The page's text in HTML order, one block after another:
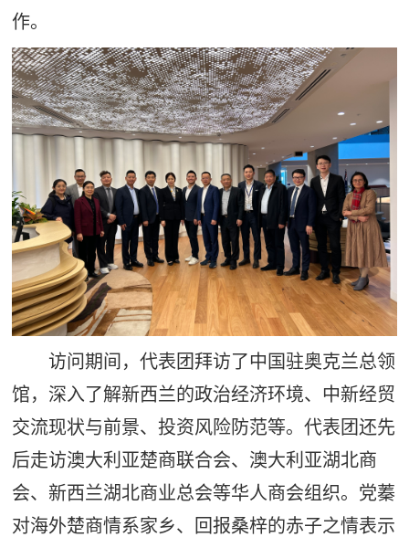
作。
访问期间，代表团拜访了中国驻奥克兰总领
馆，深入了解新西兰的政治经济环境、中新经贸
交流现状与前景、投资风险防范等。代表团还先
后走访澳大利亚楚商联合会、澳大利亚湖北商
会、新西兰湖北商业总会等华人商会组织。党蓁
对海外楚商情系家乡、回报桑梓的赤子之情表示